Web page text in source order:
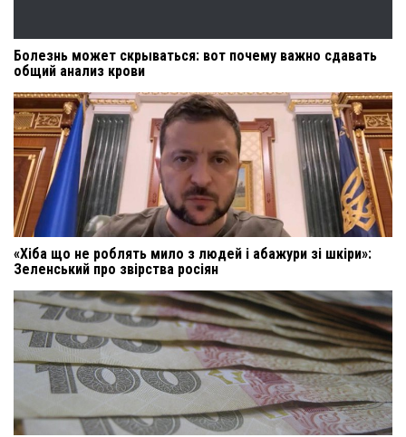
Болезнь может скрываться: вот почему важно сдавать
общий анализ крови
«Хіба що не роблять мило з людей і абажури зі шкіри»:
Зеленський про звірства росіян